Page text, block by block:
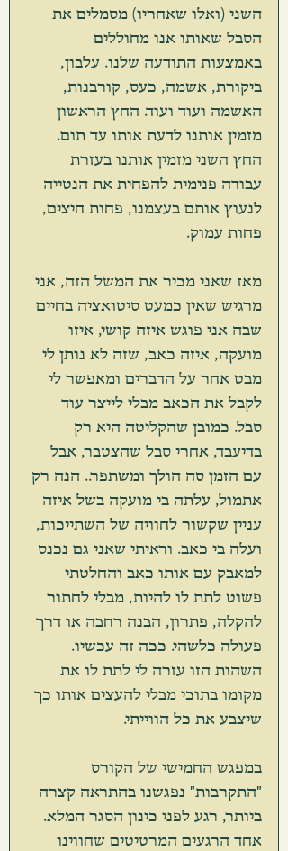
השני (ואלו שאחריו) מסמלים את
הסבל שאותו אנו מחוללים
באמצעות התודעה שלנו. עלבון,
ביקורת, אשמה, כעס, קורבנות,
האשמה ועוד ועוד. החץ הראשון
מזמין אותנו לדעת אותו עד תום.
החץ השני מזמין אותנו בעזרת
עבודה פנימית להפחית את הנטייה
לנעוץ אותם בעצמנו, פחות חיצים,
פחות עמוק.
מאז שאני מכיר את המשל הזה, אני
מרגיש שאין כמעט סיטואציה בחיים
שבה אני פוגש איזה קושי, איזו
מועקה, איזה כאב, שזה לא נותן לי
מבט אחר על הדברים ומאפשר לי
לקבל את הכאב מבלי לייצר עוד
סבל. כמובן שהקליטה היא רק
בדיעבד, אחרי סבל שהצטבר, אבל
עם הזמן סה הולך ומשתפר.. הנה רק
אתמול, עלתה בי מועקה בשל איזה
עניין שקשור לחוויה של השתייכות,
ועלה בי כאב. וראיתי שאני גם נכנס
למאבק עם אותו כאב והחלטתי
פשוט לתת לו להיות, מבלי לחתור
להקלה, פתרון, הבנה רחבה או דרך
פעולה כלשהי. ככה זה עכשיו.
השהות הזו עזרה לי לתת לו את
מקומו בתוכי מבלי להעצים אותו כך
שיצבע את כל הווייתי.
במפגש החמישי של הקורס
"התקרבות" נפגשנו בהתראה קצרה
ביותר, רגע לפני כינון הסגר המלא.
אחד הרגעים המרטיטים שחווינו